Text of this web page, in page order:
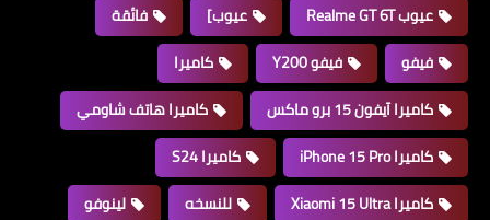
عيوب Realme GT 6T
عيوب]
فائقة
فيفو
فيفو Y200
كاميرا
كاميرا آيفون 15 برو ماكس
كاميرا هاتف شاومي
كاميرا iPhone 15 Pro
كاميرا S24
كاميرا Xiaomi 15 Ultra
للنسخه
لينوفو